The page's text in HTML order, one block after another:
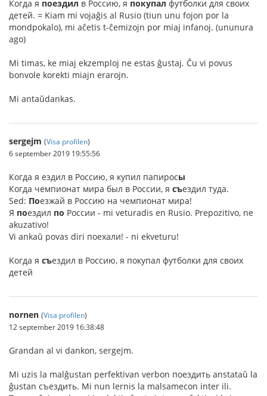
Когда я поездил в Россию, я покупал футболки для своих
детей. = Kiam mi vojaĝis al Rusio (tiun unu fojon por la
mondpokalo), mi aĉetis t-ĉemizojn por miaj infanoj. (ununura
ago)
Mi timas, ke miaj ekzemploj ne estas ĝustaj. Ĉu vi povus
bonvole korekti miajn erarojn.
Mi antaŭdankas.
sergejm (Visa profilen)
6 september 2019 19:55:56
Когда я ездил в Россию, я купил папиросы
Когда чемпионат мира был в России, я съездил туда.
Sed: Поезжай в Россию на чемпионат мира!
Я поездил по России - mi veturadis en Rusio. Prepozitivo, ne
akuzativo!
Vi ankaŭ povas diri поехали! - ni ekveturu!
Kогда я съездил в Россию, я покупал футболки для своих
детей
nornen (Visa profilen)
12 september 2019 16:38:48
Grandan al vi dankon, sergejm.
Mi uzis la malĝustan perfektivan verbon поездить anstataŭ la
ĝustan съездить. Mi nun lernis la malsamecon inter ili.